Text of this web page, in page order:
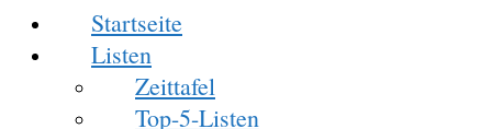
Startseite
Listen
Zeittafel
Top-5-Listen